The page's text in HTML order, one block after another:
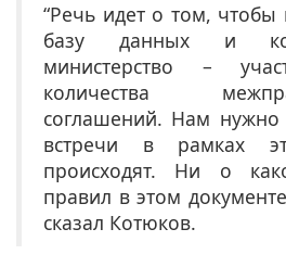
“Речь идет о том,
базу данных и
министерство –
количества
соглашений. Нам нужно
встречи в рамках
происходят. Ни о
правил в этом
сказал Котюков.